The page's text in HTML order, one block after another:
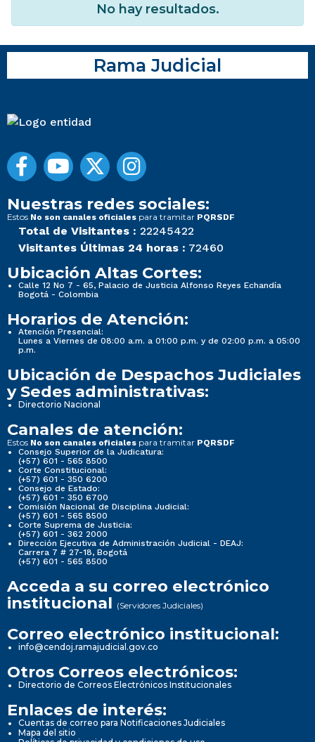
No hay resultados.
Rama Judicial
Nuestras redes sociales:
Estos No son canales oficiales para tramitar PQRSDF
Total de Visitantes : 22245422
Visitantes Últimas 24 horas : 72460
Ubicación Altas Cortes:
Calle 12 No 7 - 65, Palacio de Justicia Alfonso Reyes Echandía
Bogotá - Colombia
Horarios de Atención:
Atención Presencial:
Lunes a Viernes de 08:00 a.m. a 01:00 p.m. y de 02:00 p.m. a 05:00
p.m.
Ubicación de Despachos Judiciales
y Sedes administrativas:
Directorio Nacional
Canales de atención:
Estos No son canales oficiales para tramitar PQRSDF
Consejo Superior de la Judicatura:
(+57) 601 - 565 8500
Corte Constitucional:
(+57) 601 - 350 6200
Consejo de Estado:
(+57) 601 - 350 6700
Comisión Nacional de Disciplina Judicial:
(+57) 601 - 565 8500
Corte Suprema de Justicia:
(+57) 601 - 362 2000
Dirección Ejecutiva de Administración Judicial - DEAJ:
Carrera 7 # 27-18, Bogotá
(+57) 601 - 565 8500
Acceda a su correo electrónico
institucional (Servidores Judiciales)
Correo electrónico institucional:
info@cendoj.ramajudicial.gov.co
Otros Correos electrónicos:
Directorio de Correos Electrónicos Institucionales
Enlaces de interés:
Cuentas de correo para Notificaciones Judiciales
Mapa del sitio